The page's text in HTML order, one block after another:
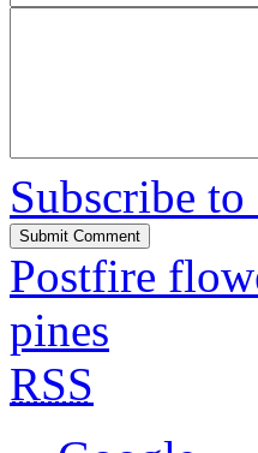
Subscribe
Postfire
pines
RSS